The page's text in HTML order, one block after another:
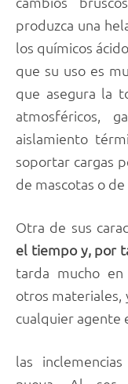
produzca una
los químicos
que su uso es
que asegura la
atmosféricos,
aislamiento
soportar cargas
de mascotas o de
Otra de sus
el tiempo y, por
tarda mucho en
otros materiales,
cualquier agente
las